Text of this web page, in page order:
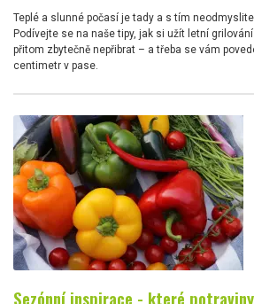
Teplé a slunné počasí je tady a s tím
Podívejte se na naše tipy, jak si užít letní
přitom zbytečně nepřibrat – a třeba se vám
centimetr v pase.
Sezónní inspirace - které